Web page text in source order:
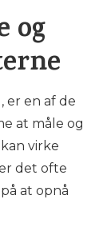
og
er en af de
at måle og
virke
det ofte
at opnå